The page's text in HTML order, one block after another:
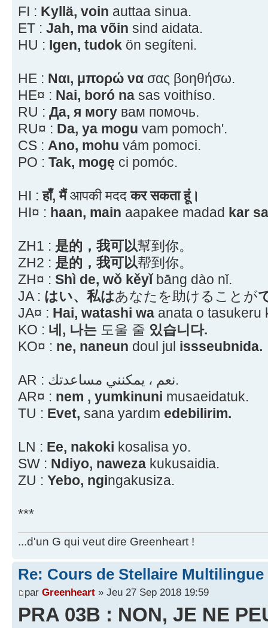
FI : Kyllä, voin auttaa sinua.
ET : Jah, ma võin sind aidata.
HU : Igen, tudok ön segíteni.
HE : Ναι, μπορώ να σας βοηθήσω.
HE¤ : Nai, boró na sas voithíso.
RU : Да, я могу вам помочь.
RU¤ : Da, ya mogu vam pomoch'.
CS : Ano, mohu vám pomoci.
PO : Tak, mogę ci pomóc.
HI :हाँ, मैंआपकी मददकर सकता हूं।
HI¤ : haan, main aapakee madad kar
ZH1 : 是的，我可以幫到你。
ZH2 : 是的，我可以帮到你。
ZH¤ : Shì de, wǒ kěyǐbāng dào nǐ.
JA : はい、私はあなたを助けることが
JA¤ : Hai, watashi wa anata o tasukeru
KO : 네, 나는 도울 줄 있습니다.
KO¤ : ne, naneun doul jul issseubnida.
AR : نعم ، يمكنني مساعدتك.
AR¤ : nem , yumkinuni musaeidatuk.
TU : Evet, sana yardım edebilirim.
LN : Ee, nakoki kosalisa yo.
SW : Ndiyo, naweza kukusaidia.
ZU : Yebo, ngingakusiza.
***
...d'un G qui veut dire Greenheart !
Re: Cours de Stellaire
par Greenheart » Jeu 27 Sep 2018 19:59
PRA 03B : NON, JE NE